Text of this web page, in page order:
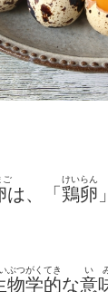
ご
は、「 鶏卵
けいらん
物学的
ぶつがくてき
な意
い